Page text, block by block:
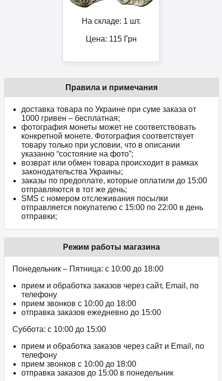
На складе: 1 шт.
Цена: 115Грн
Правила и примечания
доставка товара по Украине при суме заказа от
1000 гривен – бесплатная;
фотография монеты может не соответствовать
конкретной монете. Фотография соответствует
товару только при условии, что в описании
указанно “состояние на фото”;
возврат или обмен товара происходит в рамках
законодательства Украины;
заказы по предоплате, которые оплатили до 15:00
отправляются в тот же день;
SMS с номером отслеживания посылки
отправляется покупателю с 15:00 по 22:00 в день
отправки;
Режим работы магазина
Понедельник – Пятница: с 10:00 до 18:00
прием и обработка заказов через сайт, Email, по
телефону
прием звонков c 10:00 до 18:00
отправка заказов ежедневно до 15:00
Суббота: с 10:00 до 15:00
прием и обработка заказов через сайт и Email, по
телефону
прием звонков c 10:00 до 18:00
отправка заказов до 15:00 в понедельник